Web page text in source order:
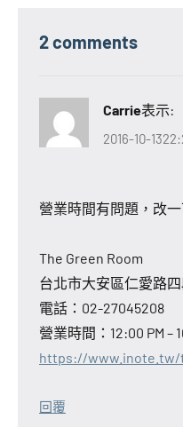
2 comments
Carrie表示:
2016-10-
營業時間有問題，改
The Green Room
台北市大安區仁愛路
電話：02-27045208
營業時間：12:00 PM –
https://
回覆